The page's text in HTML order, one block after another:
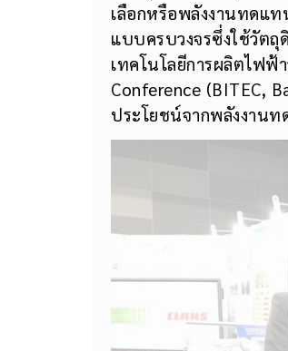
เลือกหรือพลังงานทดแ
แบบครบวงจรซึ่งใช้วัต
เทคโนโลยีการผลิตไฟฟ้
Conference (BITEC,
ประโยชน์จากพลังงาน